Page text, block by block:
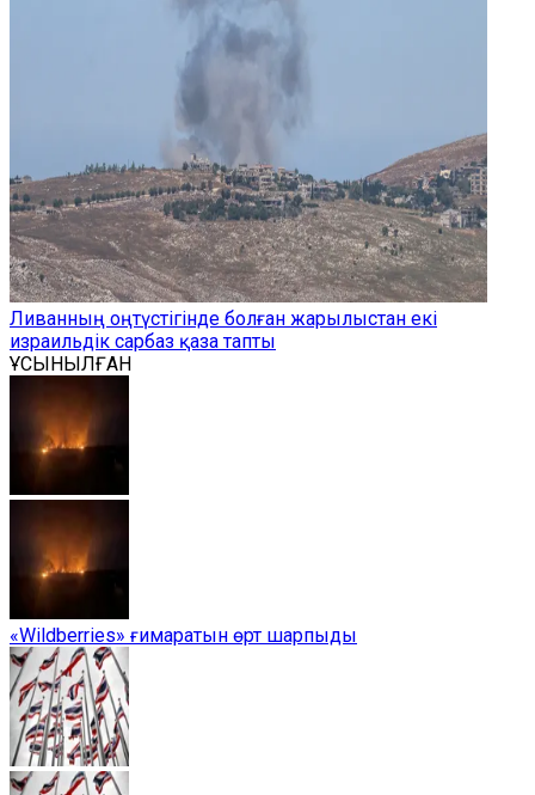
Ливанның оңтүстігінде болған жарылыстан екі
израильдік сарбаз қаза тапты
ҰСЫНЫЛҒАН
«Wildberries» ғимаратын өрт шарпыды